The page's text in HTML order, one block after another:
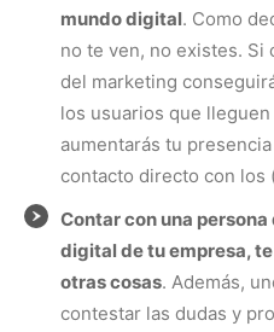
mundo digital. Como
no te ven, no existes. Si
del marketing
los usuarios que
aumentarás tu
contacto directo con los
Contar con una
digital de tu empresa,
otras cosas. Además,
contestar las dudas y